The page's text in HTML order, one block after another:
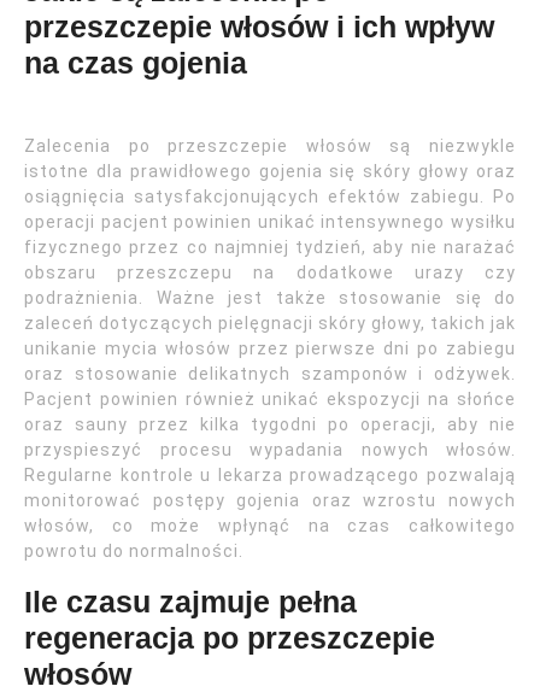
przeszczepie włosów i ich wpływ
na czas gojenia
Zalecenia po przeszczepie włosów są niezwykle
istotne dla prawidłowego gojenia się skóry głowy oraz
osiągnięcia satysfakcjonujących efektów zabiegu. Po
operacji pacjent powinien unikać intensywnego wysiłku
fizycznego przez co najmniej tydzień, aby nie narażać
obszaru przeszczepu na dodatkowe urazy czy
podrażnienia. Ważne jest także stosowanie się do
zaleceń dotyczących pielęgnacji skóry głowy, takich jak
unikanie mycia włosów przez pierwsze dni po zabiegu
oraz stosowanie delikatnych szamponów i odżywek.
Pacjent powinien również unikać ekspozycji na słońce
oraz sauny przez kilka tygodni po operacji, aby nie
przyspieszyć procesu wypadania nowych włosów.
Regularne kontrole u lekarza prowadzącego pozwalają
monitorować postępy gojenia oraz wzrostu nowych
włosów, co może wpłynąć na czas całkowitego
powrotu do normalności.
Ile czasu zajmuje pełna
regeneracja po przeszczepie
włosów